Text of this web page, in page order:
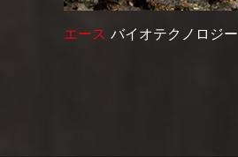
エース バイオテクノロジー